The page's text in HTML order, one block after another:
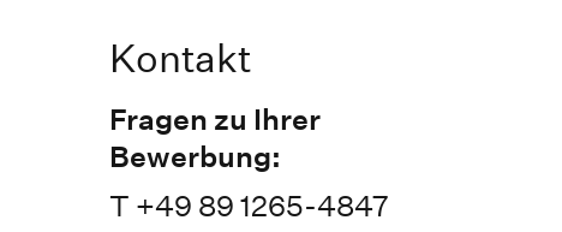
Kontakt
Fragen zu Ihrer
Bewerbung:
T +49 89 1265-4847